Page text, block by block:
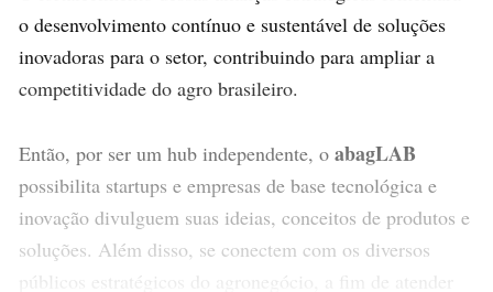
o desenvolvimento contínuo e sustentável de soluções
inovadoras para o setor, contribuindo para ampliar a
competitividade do agro brasileiro.
Então, por ser um hub independente, o abagLAB
possibilita startups e empresas de base tecnológica e
inovação divulguem suas ideias, conceitos de produtos e
soluções. Além disso, se conectem com os diversos
públicos estratégicos do agronegócio, a fim de atender